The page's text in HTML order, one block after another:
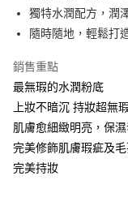
悠遊付
ATM付款
全家取貨付款
每筆NT$85，滿
付款後全家取貨
獨特水潤配方，潤
隨時隨地，輕鬆打
銷售重點
最無瑕的水潤粉底
上妝不暗沉 持妝超無瑕
肌膚愈細緻明亮，保
完美修飾肌膚瑕疵及
完美持妝